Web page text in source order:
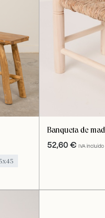
Banqueta de
52,60 € IVA incluido